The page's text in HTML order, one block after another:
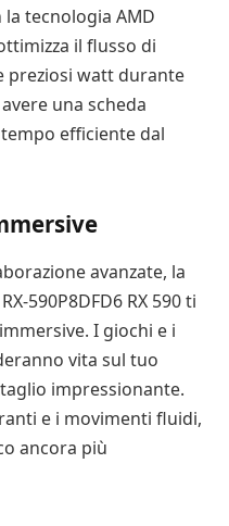
tecnologia AMD
il flusso di
preziosi watt durante
una scheda
efficiente dal
avanzate, la
590P8DFD6 RX 590 ti
I giochi e i
vita sul tuo
impressionante.
e i movimenti fluidi,
ancora più